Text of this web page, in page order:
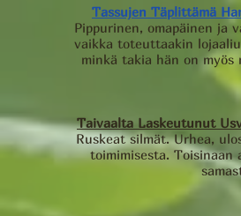
Tassujen Täplittämä
Pippurinen, omapäinen ja
vaikka toteuttaakin
minkä takia hän on
Taivaalta Laskeutunut
Ruskeat silmät. Urhea,
toimimisesta.